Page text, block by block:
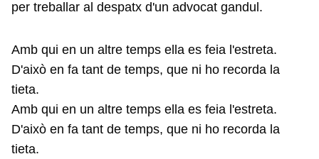
per treballar al despatx d'un advocat gandul.
Amb qui en un altre temps ella es feia l'estreta.
D'això en fa tant de temps, que ni ho recorda la
tieta.
Amb qui en un altre temps ella es feia l'estreta.
D'això en fa tant de temps, que ni ho recorda la
tieta.